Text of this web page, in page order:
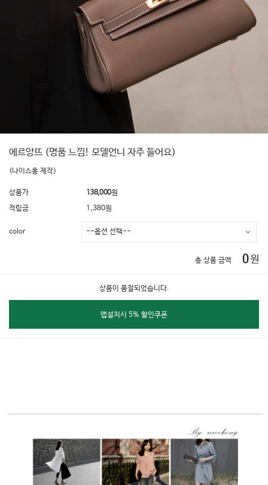
에르앙뜨 (명품 느낌! 모델언니 자주 들어요)
(나이스홍 제작)
상품가 138,000원
적립금
1,380원
color
총 상품 금액 0원
상품이 품절되었습니다.